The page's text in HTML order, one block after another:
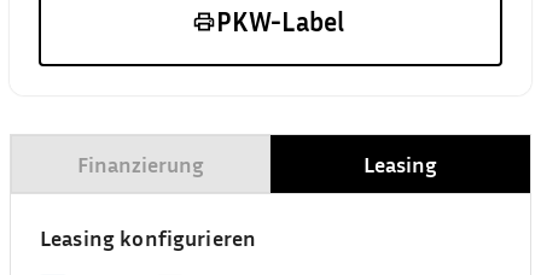
PKW-Label
Finanzierung Leasing
Leasing konfigurieren